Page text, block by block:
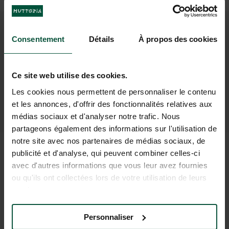
Consentement Détails À propos des cookies
Ce site web utilise des cookies.
Les cookies nous permettent de personnaliser le contenu
et les annonces, d'offrir des fonctionnalités relatives aux
médias sociaux et d'analyser notre trafic. Nous
partageons également des informations sur l'utilisation de
notre site avec nos partenaires de médias sociaux, de
publicité et d'analyse, qui peuvent combiner celles-ci
avec d'autres informations que vous leur avez fournies
ou qu'ils ont collectées lors de votre utilisation de leurs
Personnaliser
7. Seguridad y confidencialidad
El sitio aplica medidas organizativas, técnicas, informáticas y
personales contra posibles alteraciones, destrucciones y accesos
no autorizados. No obstante, téngase en cuenta que internet
no es un entorno totalmente seguro y que el sitio no puede
garantizar la seguridad de la transmisión o el almacenaje de datos
en internet.
8. Aplicación de los derechos de las personas afectadas
En conformidad con la legislación, dispone de un determinado
número de los derechos en lo relativo a sus datos personales.
ante la autoridad competente en materia de protección de
datos de su país (en Francia, la Comisión Nacional de
Informática y Libertades (CNIL: https://www.cnil.fr/).